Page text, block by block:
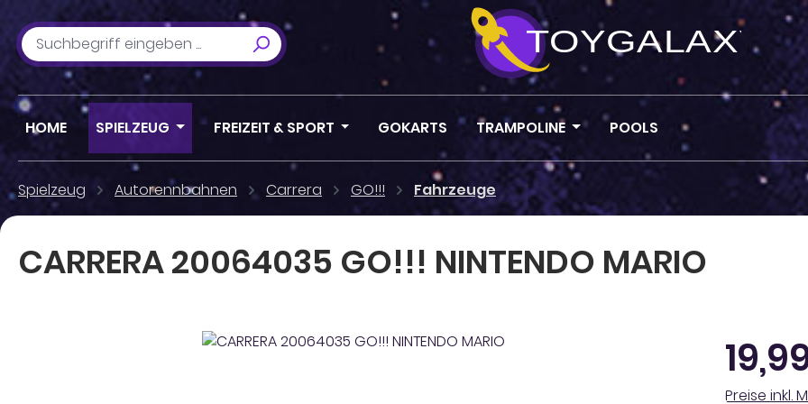
Hauptinhalt springen
Zur Suche springen
Zur Hauptnavigation springen
HOME SPIELZEUG FREIZEIT & SPORT GOKARTS TRAMPOLINE POOLS
Spielzeug Autorennbahnen Carrera GO!!! Fahrzeuge
CARRERA 20064035 GO!!! NINTENDO MARIO
Bildergalerie überspringen Regulärer
Preise inkl.